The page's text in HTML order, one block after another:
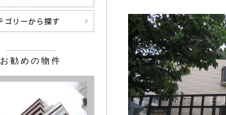
お勧めの物件